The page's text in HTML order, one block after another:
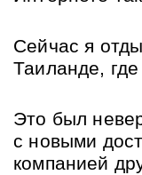
Сейчас я
Таиланде,
Это был
с новыми
компанией